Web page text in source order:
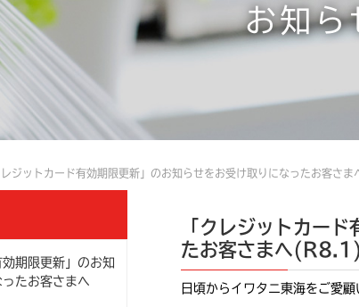
お知ら
レジットカード有効期限更新」のお知らせをお受け取りになったお客さ
効期限更新」のお知
たお客さまへ
「クレジットカー
たお客さまへ(R8.1)
日頃からイワタニ東海をご愛